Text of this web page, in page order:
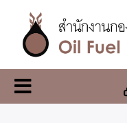
เนื้อหา
หลักสำนักงาน
กองทุน